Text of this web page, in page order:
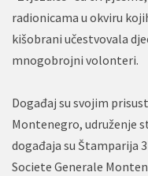
radionicama u okviru
kišobrani učestvovala
mnogobrojni volonteri.
Događaj su svojim
Montenegro, udruženje
događaja su Štamparija
Societe Generale